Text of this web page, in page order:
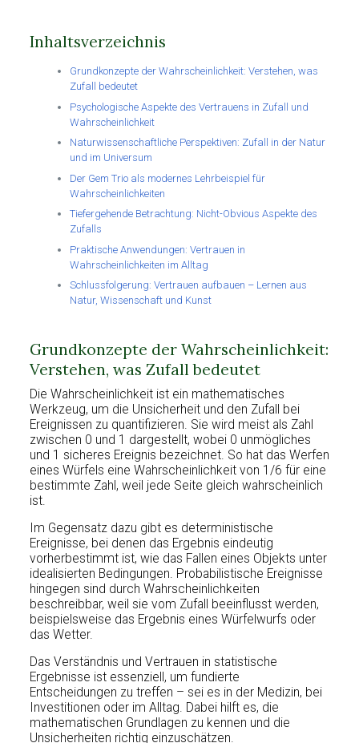
Inhaltsverzeichnis
Grundkonzepte der Wahrscheinlichkeit: Verstehen, was
Zufall bedeutet
Psychologische Aspekte des Vertrauens in Zufall und
Wahrscheinlichkeit
Naturwissenschaftliche Perspektiven: Zufall in der Natur
und im Universum
Der Gem Trio als modernes Lehrbeispiel für
Wahrscheinlichkeiten
Tiefergehende Betrachtung: Nicht-Obvious Aspekte des
Zufalls
Praktische Anwendungen: Vertrauen in
Wahrscheinlichkeiten im Alltag
Schlussfolgerung: Vertrauen aufbauen – Lernen aus
Natur, Wissenschaft und Kunst
Grundkonzepte der Wahrscheinlichkeit:
Verstehen, was Zufall bedeutet
Die Wahrscheinlichkeit ist ein mathematisches
Werkzeug, um die Unsicherheit und den Zufall bei
Ereignissen zu quantifizieren. Sie wird meist als Zahl
zwischen 0 und 1 dargestellt, wobei 0 unmögliches
und 1 sicheres Ereignis bezeichnet. So hat das Werfen
eines Würfels eine Wahrscheinlichkeit von 1/6 für eine
bestimmte Zahl, weil jede Seite gleich wahrscheinlich
ist.
Im Gegensatz dazu gibt es deterministische
Ereignisse, bei denen das Ergebnis eindeutig
vorherbestimmt ist, wie das Fallen eines Objekts unter
idealisierten Bedingungen. Probabilistische Ereignisse
hingegen sind durch Wahrscheinlichkeiten
beschreibbar, weil sie vom Zufall beeinflusst werden,
beispielsweise das Ergebnis eines Würfelwurfs oder
das Wetter.
Das Verständnis und Vertrauen in statistische
Ergebnisse ist essenziell, um fundierte
Entscheidungen zu treffen – sei es in der Medizin, bei
Investitionen oder im Alltag. Dabei hilft es, die
mathematischen Grundlagen zu kennen und die
Unsicherheiten richtig einzuschätzen.